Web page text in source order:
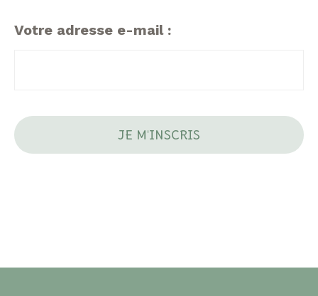
Votre adresse e-mail :